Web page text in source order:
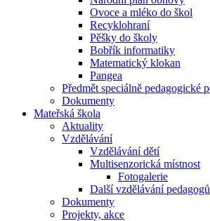
Ovoce a mléko do škol
Recyklohraní
Pěšky do školy
Bobřík informatiky
Matematický klokan
Pangea
Předmět speciálně pedagogické
Dokumenty
Mateřská škola
Aktuality
Vzdělávání
Vzdělávání dětí
Multisenzorická místnost
Fotogalerie
Další vzdělávání pedagogů
Dokumenty
Projekty, akce